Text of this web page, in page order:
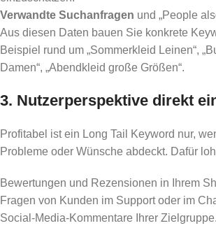
Verwandte Suchanfragen und „People
Aus diesen Daten bauen Sie konkrete
Beispiel rund um „Sommerkleid Leinen“,
Damen“, „Abendkleid große Größen“.
3. Nutzerperspektive direkt
Profitabel ist ein Long Tail Keyword nur,
Probleme oder Wünsche abdeckt. Dafür
Bewertungen und Rezensionen in Ihrem
Fragen von Kunden im Support oder im
Social-Media-Kommentare Ihrer Zielgruppe.